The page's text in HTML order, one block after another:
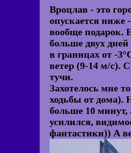
Вроцлав - это
опускается ниже
вообще подарок.
больше двух
в границах от -
ветер (9-14 м/с).
тучи.
Захотелось мне
ходьбы от дома).
больше 10
усилился,
фантастики)) А